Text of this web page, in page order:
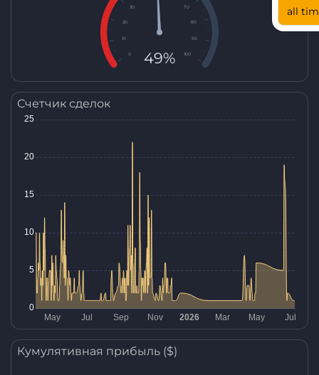
all
0
10
20
30 70
80
90
100
49%
Счетчик сделок
Кумулятивная прибыль ($)